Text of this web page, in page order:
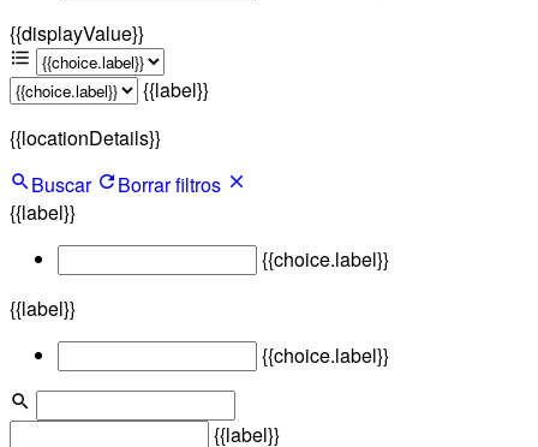
{{displayValue}}
{{label}}
{{locationDetails}}
Buscar
Borrar filtros
{{label}}
{{choice.label}}
{{label}}
{{choice.label}}
{{label}}